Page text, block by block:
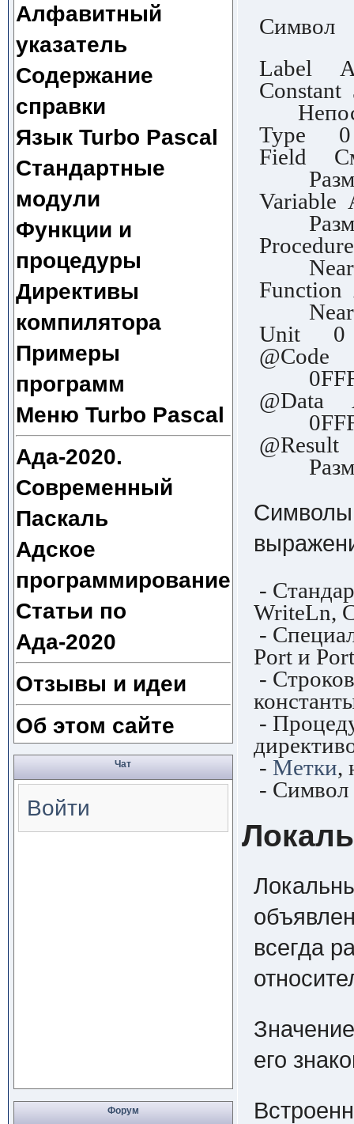
Алфавитный
указатель
Содержание
справки
Язык Turbo Pascal
Стандартные
модули
Функции и
процедуры
Директивы
компилятора
Примеры
программ
Меню Turbo Pascal
Ада-2020.
Современный
Паскаль
Адское
программирование
Статьи по
Ада-2020
Отзывы и идеи
Об этом сайте
Чат
Войти
Форум
Label
Constant
Type
Field
Near
Near
Unit
@Code
@Data
@Result
-
WriteLn,
-
Port и
-
-
- Метки,
- Символ
всегда
его